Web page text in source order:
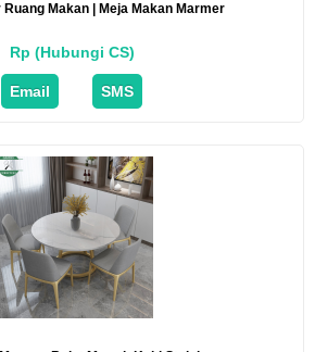
Ruang Makan | Meja Makan Marmer
Rp (Hubungi CS)
Email SMS